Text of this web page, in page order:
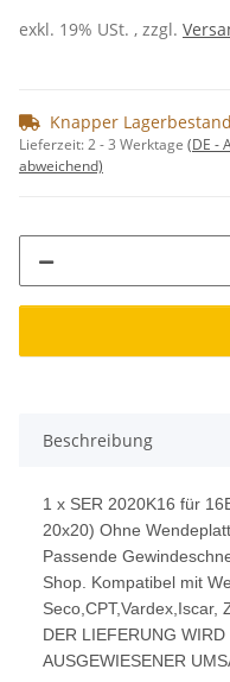
exkl. 19% USt. , zzgl.
Knapper Lagerbestand
Lieferzeit:2 - 3 Werktage (DE -
abweichend)
Beschreibung
1 x SER 2020K16 für
20x20) Ohne
Passende
Shop. Kompatibel mit
Seco,CPT,Vardex,Iscar,
DER LIEFERUNG
AUSGEWIESENER